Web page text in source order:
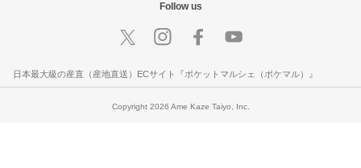
Follow us
日本最大級の産直（産地直送）ECサイト『ポケットマルシェ（ポケマル）』
Copyright 2026 Ame Kaze Taiyo, Inc.